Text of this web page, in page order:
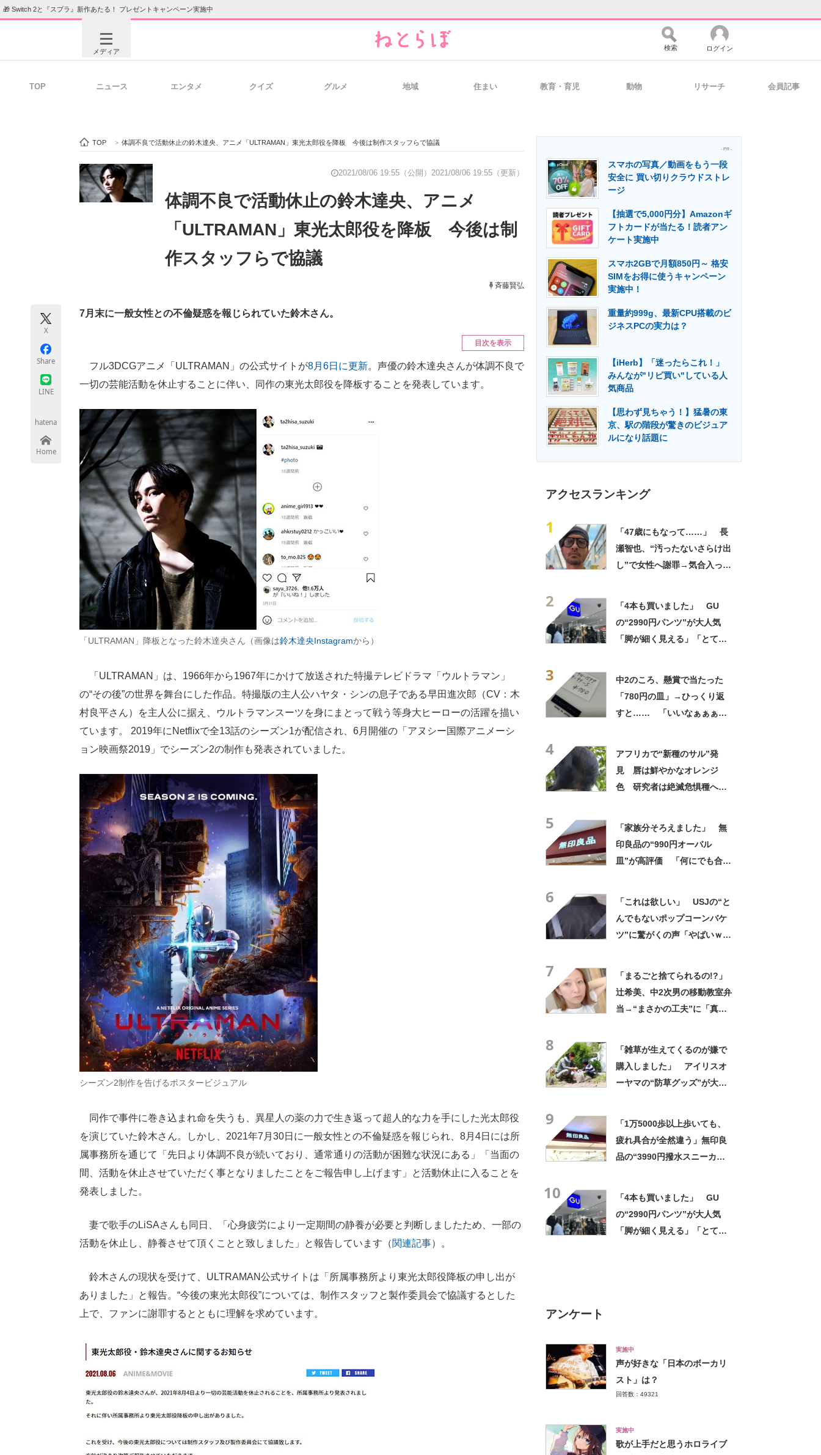
🎁 Switch 2と『スプラ』新作あたる！ プレゼントキャンペーン実施中
メディア
ビジネスと働き方のヒント 経営リーダーのコミュニティ マーケ×ITの今がよく分かる
ITエンジニア向け専門サイト 企業向けIT製品の総合サイト IT製品の技術・比較・事例 製造業のIT導入・活用を支援
エネルギーの専門メディア 建設×テクノロジーの最前線
検索 ログイン
TOP ニュース エンタメ クイズ グルメ 地域 住まい 教育・育児 動物 リサーチ 会員記事
TOP > 体調不良で活動休止の鈴木達央、アニメ「ULTRAMAN」東光太郎役を降板 今後は制作スタッフらで協議
2021/08/06 19:55（公開） 2021/08/06 19:55（更新）
体調不良で活動休止の鈴木達央、アニメ
「ULTRAMAN」東光太郎役を降板 今後は制
作スタッフらで協議
斉藤賢弘
X
Share
LINE
hatena
Home
7月末に一般女性との不倫疑惑を報じられていた鈴木さん。
目次を表示
フル3DCGアニメ「ULTRAMAN」の公式サイトが8月6日に更新。声優の鈴木達央さんが体調不良で
一切の芸能活動を休止することに伴い、同作の東光太郎役を降板することを発表しています。
「ULTRAMAN」降板となった鈴木達央さん（画像は鈴木達央Instagramから）
「ULTRAMAN」は、1966年から1967年にかけて放送された特撮テレビドラマ「ウルトラマン」
の“その後”の世界を舞台にした作品。特撮版の主人公ハヤタ・シンの息子である早田進次郎（CV：木
村良平さん）を主人公に据え、ウルトラマンスーツを身にまとって戦う等身大ヒーローの活躍を描い
ています。 2019年にNetflixで全13話のシーズン1が配信され、6月開催の「アヌシー国際アニメーシ
ョン映画祭2019」でシーズン2の制作も発表されていました。
シーズン2制作を告げるポスタービジュアル
同作で事件に巻き込まれ命を失うも、異星人の薬の力で生き返って超人的な力を手にした光太郎役
を演じていた鈴木さん。しかし、2021年7月30日に一般女性との不倫疑惑を報じられ、8月4日には所
属事務所を通じて「先日より体調不良が続いており、通常通りの活動が困難な状況にある」「当面の
間、活動を休止させていただく事となりましたことをご報告申し上げます」と活動休止に入ることを
発表しました。
妻で歌手のLiSAさんも同日、「心身疲労により一定期間の静養が必要と判断しましたため、一部の
活動を休止し、静養させて頂くことと致しました」と報告しています（関連記事）。
鈴木さんの現状を受けて、ULTRAMAN公式サイトは「所属事務所より東光太郎役降板の申し出が
ありました」と報告。“今後の東光太郎役”については、制作スタッフと製作委員会で協議するとした
上で、ファンに謝罪するとともに理解を求めています。
- PR -
スマホの写真／動画をもう一段
安全に 買い切りクラウドストレ
ージ
【抽選で5,000円分】Amazonギ
フトカードが当たる！読者アン
ケート実施中
スマホ2GBで月額850円～ 格安
SIMをお得に使うキャンペーン
実施中！
重量約999g、最新CPU搭載のビ
ジネスPCの実力は？
【iHerb】「迷ったらこれ！」
みんなが"リピ買い"している人
気商品
【思わず見ちゃう！】猛暑の東
京、駅の階段が驚きのビジュア
ルになり話題に
アクセスランキング
1
「47歳にもなって……」 長
瀬智也、“汚ったないさらけ出
し”で女性へ謝罪→気合入った
2
「4本も買いました」 GU
の“2990円パンツ”が大人気
「脚が細く見える」「とても
3
中2のころ、懸賞で当たった
「780円の皿」→ひっくり返
すと…… 「いいなぁぁぁぁ
4
アフリカで“新種のサル”発
見 唇は鮮やかなオレンジ
色 研究者は絶滅危惧種への
5
「家族分そろえました」 無
印良品の“990円オーバル
皿”が高評価 「何にでも合
6
「これは欲しい」 USJの“と
んでもないポップコーンバケ
ツ”に驚がくの声「やばいｗ
7
「まるごと捨てられるの!?」
辻希美、中2次男の移動教室弁
当→“まさかの工夫”に「真似
8
「雑草が生えてくるのが嫌で
購入しました」 アイリスオ
ーヤマの“防草グッズ”が大人
9
「1万5000歩以上歩いても、
疲れ具合が全然違う」無印良
品の“3990円撥水スニーカ
10
「4本も買いました」 GU
の“2990円パンツ”が大人気
「脚が細く見える」「とても
アンケート
実施中
声が好きな「日本のボーカリ
スト」は？
回答数：49321
実施中
歌が上手だと思うホロライブ